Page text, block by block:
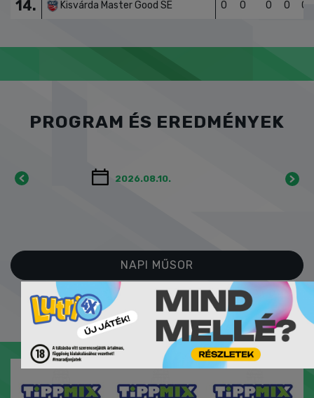
13. VASAS SC 0 0 0 0 0
NAPI MŰSOR